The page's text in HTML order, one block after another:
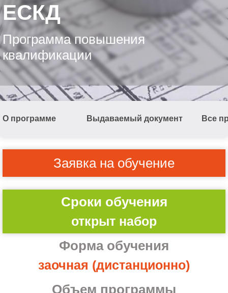
ЕСКД
Программа повышения
квалификации
О программе Выдаваемый документ Все
Заявка на обучение
Сроки обучения
открыт набор
Форма обучения
заочная (дистанционно)
Объем программы